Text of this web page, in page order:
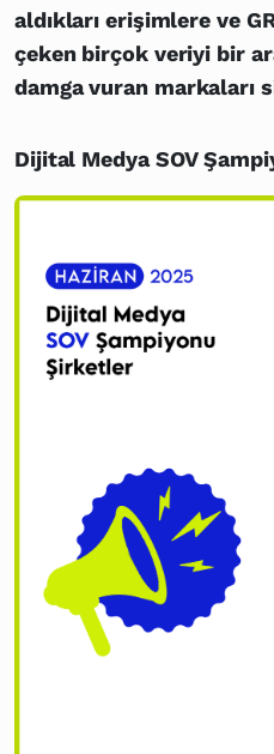
aldıkları erişimlere ve
çeken birçok veriyi bir
damga vuran markaları
Dijital Medya SOV